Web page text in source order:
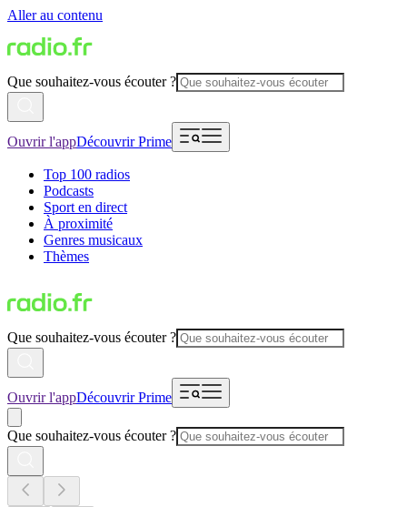
Aller au contenu
Que souhaitez-vous écouter ?
Ouvrir l'appDécouvrir Prime
Top 100 radios
Podcasts
Sport en direct
À proximité
Genres musicaux
Thèmes
Que souhaitez-vous écouter ?
Ouvrir l'appDécouvrir Prime
Que souhaitez-vous écouter ?